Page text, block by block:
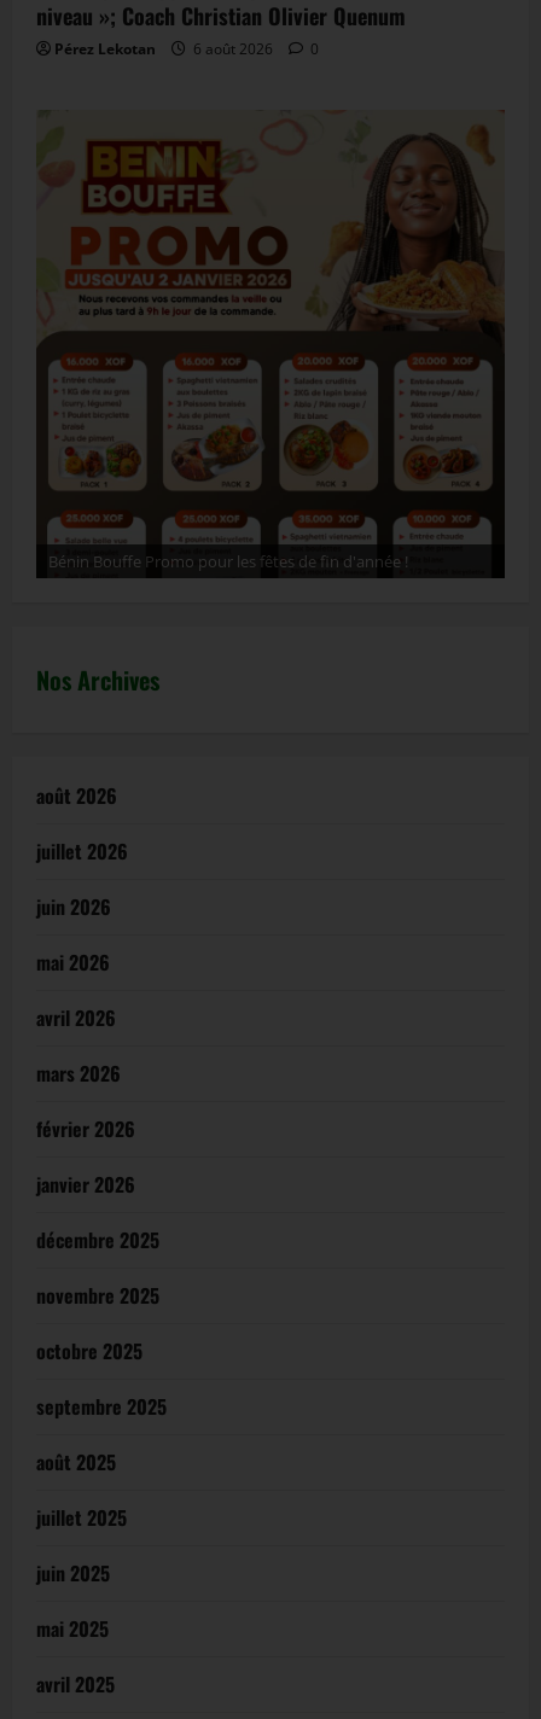
niveau »; Coach Christian Olivier Quenum
Pérez Lekotan 6 août 2026 0
Bénin Bouffe Promo pour les fêtes de fin d'année !
Nos Archives
août 2026
juillet 2026
juin 2026
mai 2026
avril 2026
mars 2026
février 2026
janvier 2026
décembre 2025
novembre 2025
octobre 2025
septembre 2025
août 2025
juillet 2025
juin 2025
mai 2025
avril 2025